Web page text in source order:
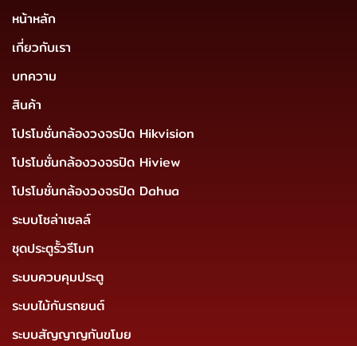
หน้าหลัก
เกี่ยวกับเรา
บทความ
สินค้า
โปรโมชั่นกล้องวงจรปิด Hikvision
โปรโมชั่นกล้องวงจรปิด Hiview
โปรโมชั่นกล้องวงจรปิด Dahua
ระบบโซล่าเซลล์
ชุดประตูรั้วรีโมท
ระบบควบคุมประตู
ระบบไม้กันรถยนต์
ระบบสัญญาญกันขโมย